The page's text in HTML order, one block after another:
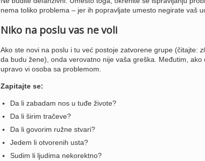
nema toliko problema – jer ih popravljate umesto negirate vaš
Niko na poslu vas ne voli
Ako ste novi na poslu i tu već postoje zatvorene grupe (čitajte:
da budu žene), onda verovatno nije vaša greška. Međutim,
upravo vi osoba sa problemom.
Zapitajte se:
Da li zabadam nos u tuđe živote?
Da li širim tračeve?
Da li govorim ružne stvari?
Jedem li otvorenih usta?
Sudim li ljudima nekorektno?